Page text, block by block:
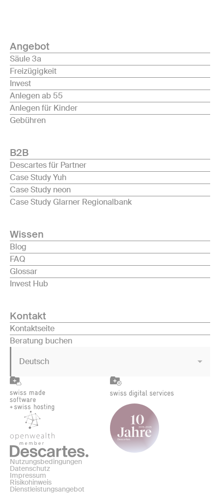
Angebot
Säule 3a
Freizügigkeit
Invest
Anlegen ab 55
Anlegen für Kinder
Gebühren
B2B
Descartes für Partner
Case Study Yuh
Case Study neon
Case Study Glarner Regionalbank
Wissen
Blog
FAQ
Glossar
Invest Hub
Kontakt
Kontaktseite
Beratung buchen
Deutsch
Nutzungsbedingungen
Datenschutz
Impressum
Risikohinweis
Dienstleistungsangebot